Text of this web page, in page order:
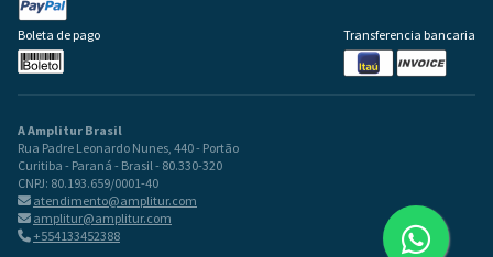
Boleta de pago Transferencia bancaria
A Amplitur Brasil
Rua Padre Leonardo Nunes, 440 - Portão
Curitiba - Paraná - Brasil - 80.330-320
CNPJ: 80.193.659/0001-40
atendimento@amplitur.com
amplitur@amplitur.com
+554133452388